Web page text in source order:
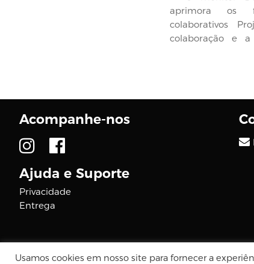
aprimora os
colaborativos
colaboração e
Acompanhe-nos
Ajuda e Suporte
Privacidade
Entrega
© 2026 DIGCOM PREMIUM
Usamos cookies em nosso site para fornecer a